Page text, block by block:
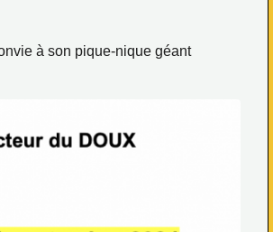
à son pique-nique géant